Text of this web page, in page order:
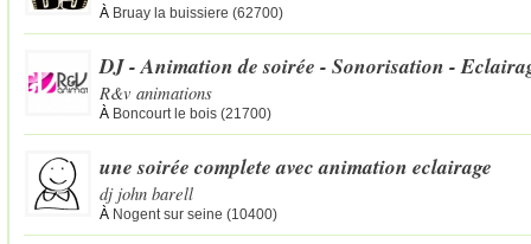
À Bruay la buissiere (62700)
DJ - Animation de soirée - Sonorisation -
R&v animations
À Boncourt le bois (21700)
une soirée complete avec animation eclairage
dj john barell
À Nogent sur seine (10400)